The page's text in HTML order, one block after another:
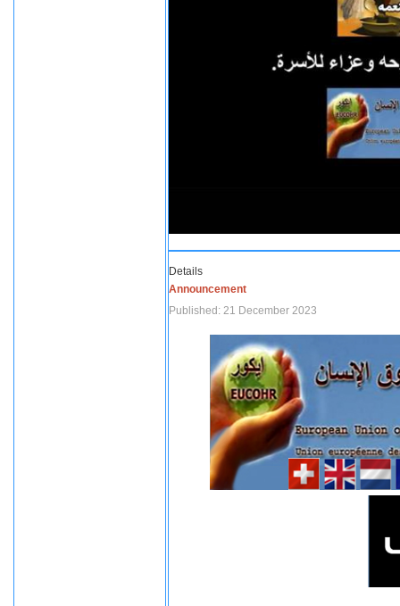
Details
Announcement
Published: 21 December 2023